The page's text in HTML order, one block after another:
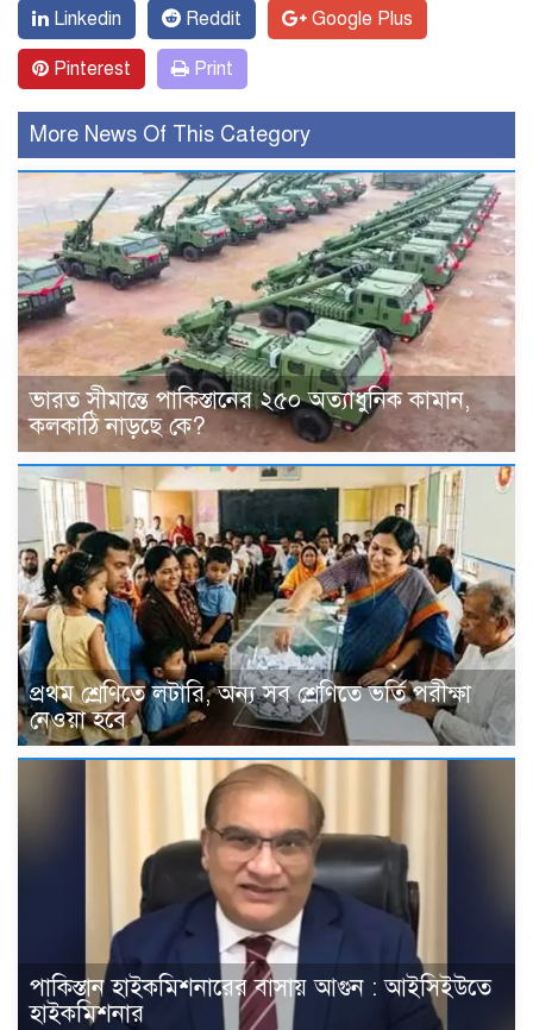
Linkedin Reddit Google Plus
Pinterest Print
More News Of This Category
ভারত সীমান্তে পাকিস্তানের ২৫০ অত্যাধুনিক কামান,
কলকাঠি নাড়ছে কে?
প্রথম শ্রেণিতে লটারি, অন্য সব শ্রেণিতে ভর্তি পরীক্ষা
নেওয়া হবে
পাকিস্তান হাইকমিশনারের বাসায় আগুন : আইসিইউতে
হাইকমিশনার